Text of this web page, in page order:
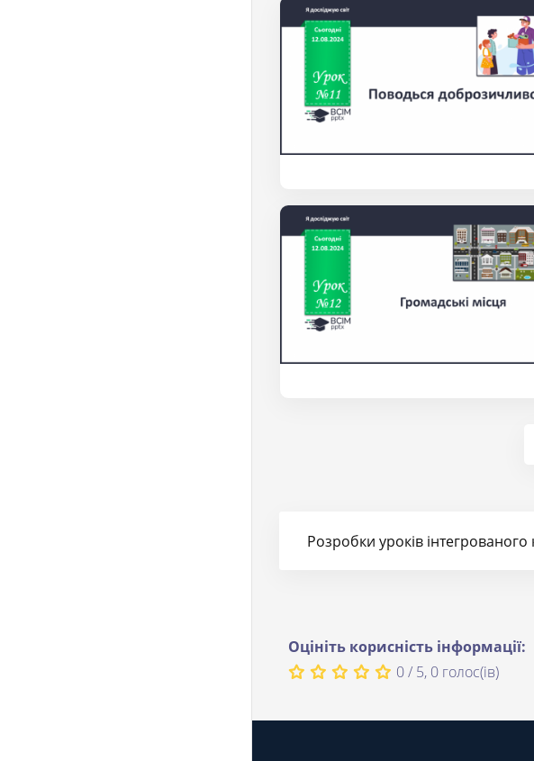
Розробки уроків
Оцініть корисність інформації:
0 / 5, 0 голос(ів)